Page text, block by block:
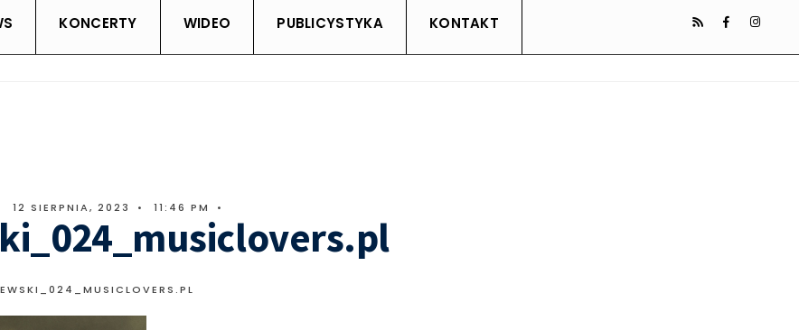
KONCERTY WIDEO PUBLICYSTYKA KONTAKT
12 SIERPNIA, 2023 • 11:46 PM •